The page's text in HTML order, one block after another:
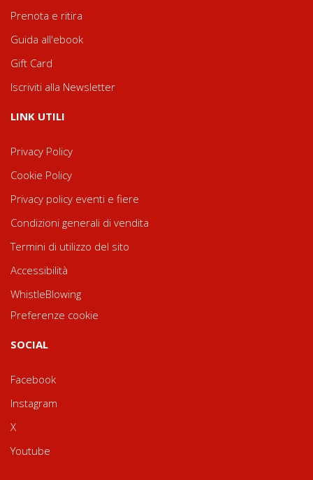
Prenota e ritira
Guida all'ebook
Gift Card
Iscriviti alla Newsletter
LINK UTILI
Privacy Policy
Cookie Policy
Privacy policy eventi e fiere
Condizioni generali di vendita
Termini di utilizzo del sito
Accessibilità
WhistleBlowing
Preferenze cookie
SOCIAL
Facebook
Instagram
X
Youtube